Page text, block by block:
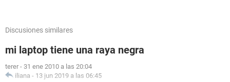
Discusiones similares
mi laptop tiene una raya negra
terer - 31 ene 2010 a las 20:04
iliana - 13 jun 2019 a las 06:45